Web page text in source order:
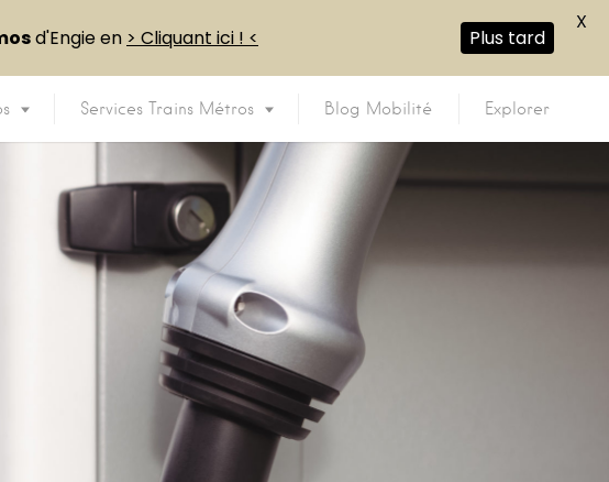
Services Trains Métros Blog Mobilité Explorer
d'Engie en > Cliquant ici ! < Plus tard
X